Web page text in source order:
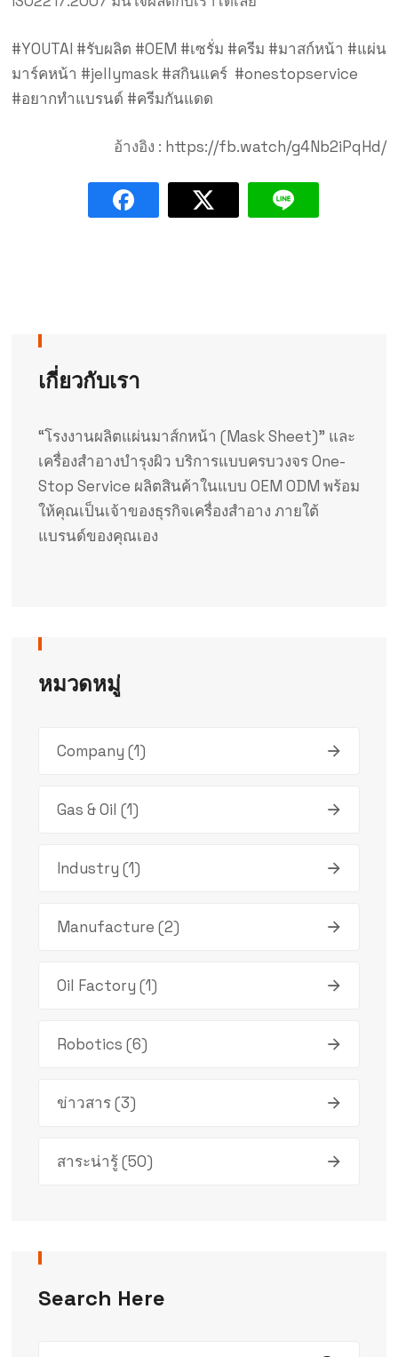
#YOUTAI #รับผลิต #OEM #เซรั่ม #ครีม #มาสก์หน้า #แผ่น
มาร์คหน้า #jellymask #สกินแคร์ #onestopservice
#อยากทำแบรนด์ #ครีมกันแดด
อ้างอิง : https://fb.watch/g4Nb2iPqHd/
เกี่ยวกับเรา
“โรงงานผลิตแผ่นมาส์กหน้า (Mask Sheet)” และ
เครื่องสำอางบำรุงผิว บริการแบบครบวงจร One-
Stop Service ผลิตสินค้าในแบบ OEM ODM พร้อม
ให้คุณเป็นเจ้าของธุรกิจเครื่องสำอาง ภายใต้
แบรนด์ของคุณเอง
หมวดหมู่
Company (1)
Gas & Oil (1)
Industry (1)
Manufacture (2)
Oil Factory (1)
Robotics (6)
ข่าวสาร(3)
สาระน่ารู้(50)
Search Here